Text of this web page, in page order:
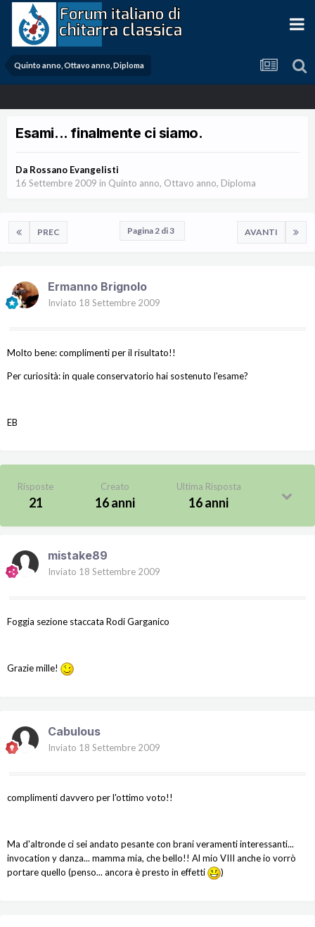
Quinto anno, Ottavo anno, Diploma
Esami... finalmente ci siamo.
Da Rossano Evangelisti
16 Settembre 2009 in Quinto anno, Ottavo anno, Diploma
PREC AVANTI
Pagina 2 di 3
Ermanno Brignolo
Inviato 18 Settembre 2009
Molto bene: complimenti per il risultato!!
Per curiosità: in quale conservatorio hai sostenuto l'esame?
EB
Risposte
21
Creato
16 anni
Ultima Risposta
16 anni
mistake89
Inviato 18 Settembre 2009
Foggia sezione staccata Rodi Garganico
Grazie mille!
Cabulous
Inviato 18 Settembre 2009
complimenti davvero per l'ottimo voto!!
Ma d'altronde ci sei andato pesante con brani veramenti interessanti...
invocation y danza... mamma mia, che bello!! Al mio VIII anche io vorrò
portare quello (penso... ancora è presto in effetti
)